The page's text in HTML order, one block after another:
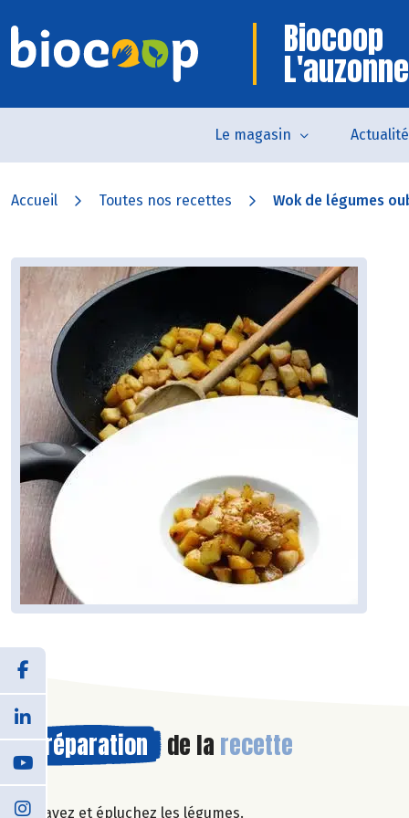
Biocoop
L'auzonne
Le magasin
Accueil Toutes nos recettes Wok de légumes
Préparation de la recette
Lavez et épluchez les légumes.